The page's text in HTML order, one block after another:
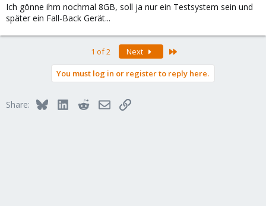
Ich gönne ihm nochmal 8GB, soll ja nur ein Testsystem sein und
später ein Fall-Back Gerät...
1 of 2 Next
You must log in or register to reply here.
Share: BlueskyLinkedInRedditEmailLink